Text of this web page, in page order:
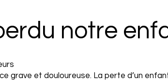
notre
grave et douloureuse. La perte d’un